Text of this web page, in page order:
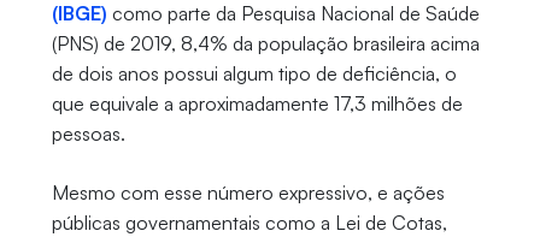
(IBGE) como parte da Pesquisa Nacional de Saúde
(PNS) de 2019, 8,4% da população brasileira acima
de dois anos possui algum tipo de deficiência, o
que equivale a aproximadamente 17,3 milhões de
pessoas.
Mesmo com esse número expressivo, e ações
públicas governamentais como a Lei de Cotas,